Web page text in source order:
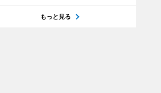
もっと見る